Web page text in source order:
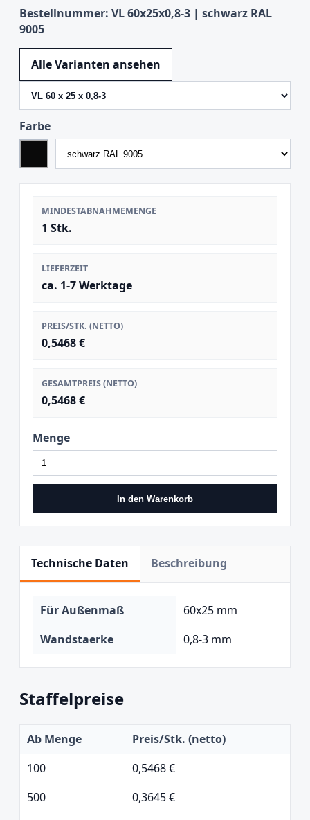
Bestellnummer: VL 60x25x0,8-3 | schwarz RAL
9005
Alle Varianten ansehen
Farbe
MINDESTABNAHMEMENGE
1 Stk.
LIEFERZEIT
ca. 1-7 Werktage
PREIS/STK. (NETTO)
0,5468 €
GESAMTPREIS (NETTO)
0,5468 €
Menge
In den Warenkorb
Technische Daten Beschreibung
Für Außenmaß
60x25 mm
Wandstaerke
0,8-3 mm
Staffelpreise
Ab Menge
Preis/Stk. (netto)
100
0,5468 €
500
0,3645 €